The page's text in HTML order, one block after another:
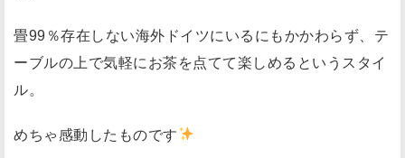
畳99％存在しない海外ドイツにいるにもかかわらず、テ
ーブルの上で気軽にお茶を点てて楽しめるというスタイ
ル。
めちゃ感動したものです